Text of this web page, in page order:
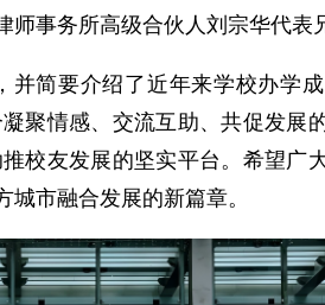
事务所高级合伙人刘宗华代表
简要介绍了近年来学校办学
聚情感、交流互助、共促发展
校友发展的坚实平台。希望广
市融合发展的新篇章。